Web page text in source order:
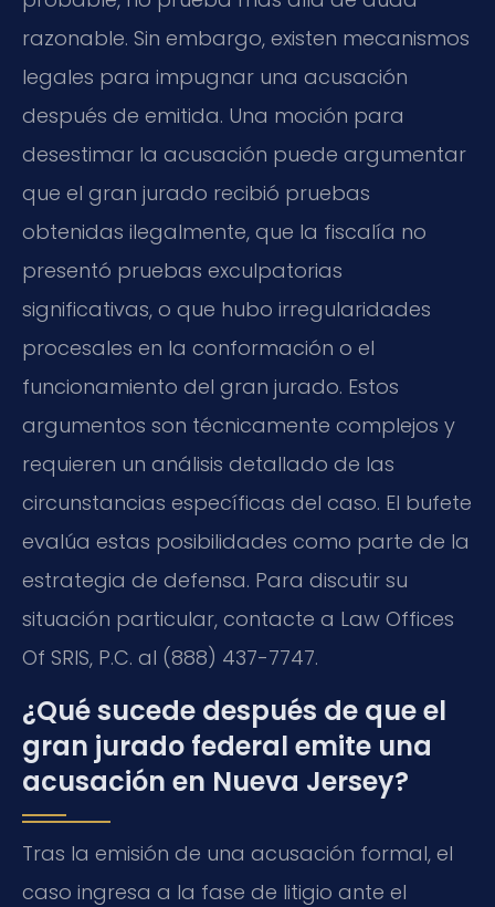
razonable. Sin embargo, existen mecanismos
legales para impugnar una acusación
después de emitida. Una moción para
desestimar la acusación puede argumentar
que el gran jurado recibió pruebas
obtenidas ilegalmente, que la fiscalía no
presentó pruebas exculpatorias
significativas, o que hubo irregularidades
procesales en la conformación o el
funcionamiento del gran jurado. Estos
argumentos son técnicamente complejos y
requieren un análisis detallado de las
circunstancias específicas del caso. El bufete
evalúa estas posibilidades como parte de la
estrategia de defensa. Para discutir su
situación particular, contacte a Law Offices
Of SRIS, P.C. al (888) 437-7747.
¿Qué sucede después de que el
gran jurado federal emite una
acusación en Nueva Jersey?
Tras la emisión de una acusación formal, el
caso ingresa a la fase de litigio ante el